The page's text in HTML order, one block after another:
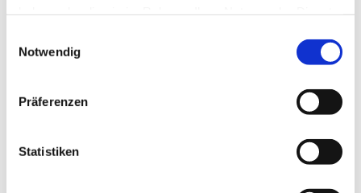
Notwendig
Präferenzen
Statistiken